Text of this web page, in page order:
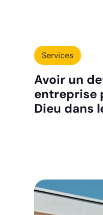
Services
Avoir un
entreprise
Dieu dans